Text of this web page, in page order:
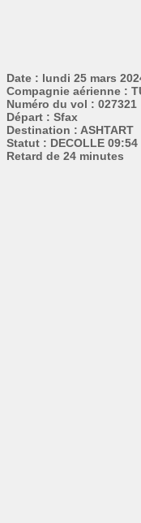
Date : lundi 25 mars
Compagnie aérienne :
Numéro du vol : 027321
Départ : Sfax
Destination : ASHTART
Statut : DECOLLE 09:54
Retard de 24 minutes